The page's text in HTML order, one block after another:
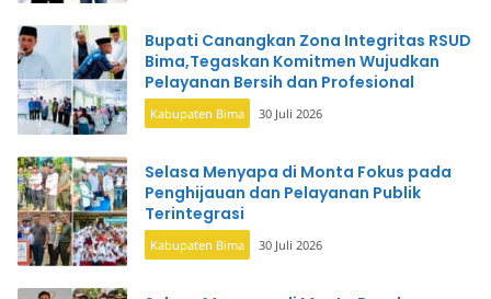
Bupati Canangkan Zona Integritas RSUD
Bima,Tegaskan Komitmen Wujudkan
Pelayanan Bersih dan Profesional
Kabupaten Bima 30 Juli 2026
Selasa Menyapa di Monta Fokus pada
Penghijauan dan Pelayanan Publik
Terintegrasi
Kabupaten Bima 30 Juli 2026